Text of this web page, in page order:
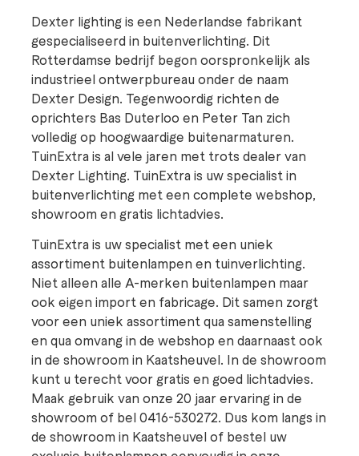
Dexter lighting is een Nederlandse fabrikant
gespecialiseerd in buitenverlichting. Dit
Rotterdamse bedrijf begon oorspronkelijk als
industrieel ontwerpbureau onder de naam
Dexter Design. Tegenwoordig richten de
oprichters Bas Duterloo en Peter Tan zich
volledig op hoogwaardige buitenarmaturen.
TuinExtra is al vele jaren met trots dealer van
Dexter Lighting. TuinExtra is uw specialist in
buitenverlichting met een complete webshop,
showroom en gratis lichtadvies.
TuinExtra is uw specialist met een uniek
assortiment buitenlampen en tuinverlichting.
Niet alleen alle A-merken buitenlampen maar
ook eigen import en fabricage. Dit samen zorgt
voor een uniek assortiment qua samenstelling
en qua omvang in de webshop en daarnaast ook
in de showroom in Kaatsheuvel. In de showroom
kunt u terecht voor gratis en goed lichtadvies.
Maak gebruik van onze 20 jaar ervaring in de
showroom of bel 0416-530272. Dus kom langs in
de showroom in Kaatsheuvel of bestel uw